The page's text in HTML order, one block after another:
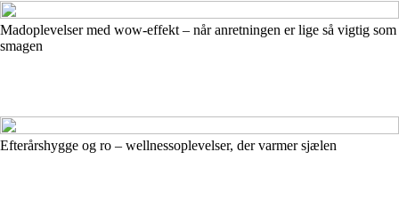
Madoplevelser med wow-effekt – når anretningen er lige så vigtig som
smagen
Efterårshygge og ro – wellnessoplevelser, der varmer sjælen